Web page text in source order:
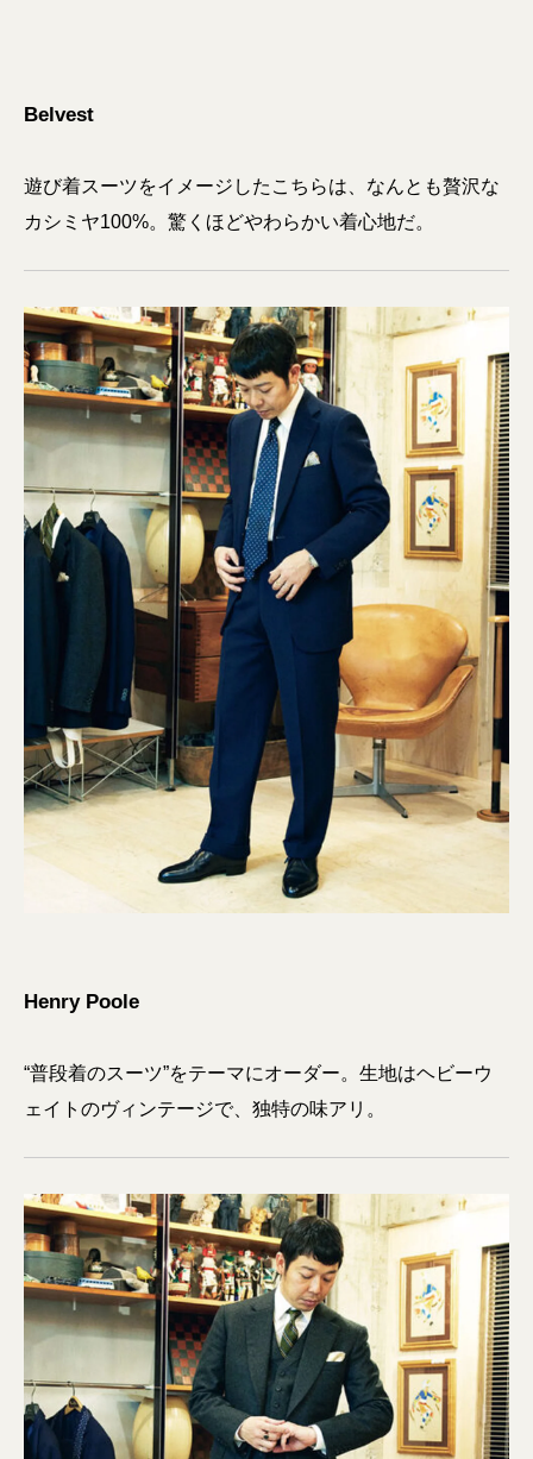
Belvest
遊び着スーツをイメージしたこちらは、なんとも贅沢な
カシミヤ100%。驚くほどやわらかい着心地だ。
Henry Poole
“普段着のスーツ”をテーマにオーダー。生地はヘビーウ
ェイトのヴィンテージで、独特の味アリ。